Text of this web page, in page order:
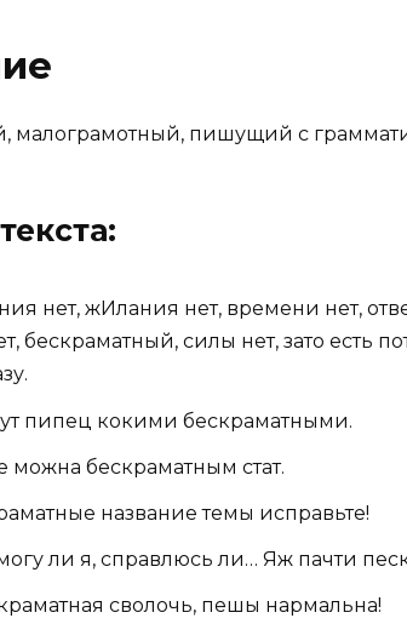
малограмотный, пишущий с
нет, жИлания нет, времени нет,
бескраматный, силы нет, зато есть
пипец кокими бескраматными.
можна бескраматным стат.
название темы исправьте!
ли я, справлюсь ли… Яж пачти
сволочь, пешы нармальна!